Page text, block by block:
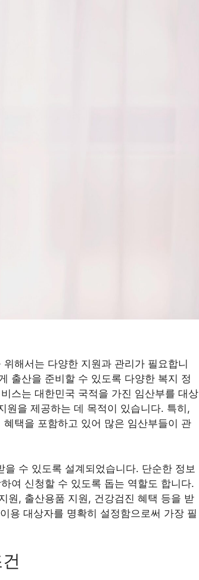
해서는 다양한 지원과 관리가 필요합니
출산을 준비할 수 있도록 다양한 복지 정
스는 대한민국 국적을 가진 임산부를 대상
원을 제공하는 데 목적이 있습니다. 특히,
택을 포함하고 있어 많은 임산부들이 관
수 있도록 설계되었습니다. 단순한 정보
여 신청할 수 있도록 돕는 역할도 합니다.
원, 출산용품 지원, 건강검진 혜택 등을 받
용 대상자를 명확히 설정함으로써 가장 필